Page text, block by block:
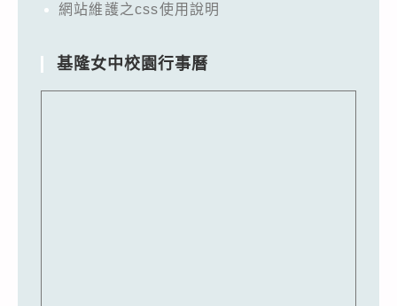
網站維護之css使用說明
基隆女中校園行事曆